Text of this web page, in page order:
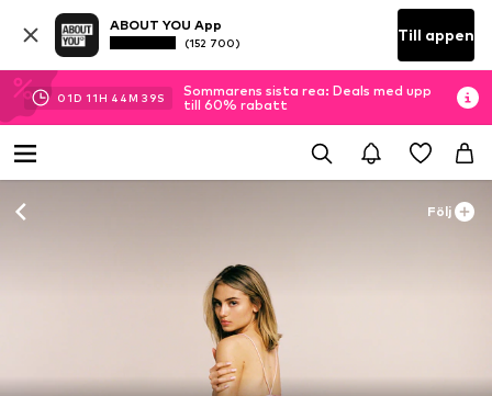
ABOUT YOU App
(152 700) Till appen
01D 11H 44M 37S
Sommarens sista rea: Deals med upp
till 60% rabatt
Följ